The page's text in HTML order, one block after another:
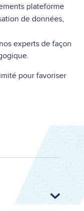
plateforme
de données,
experts de façon
pour favoriser